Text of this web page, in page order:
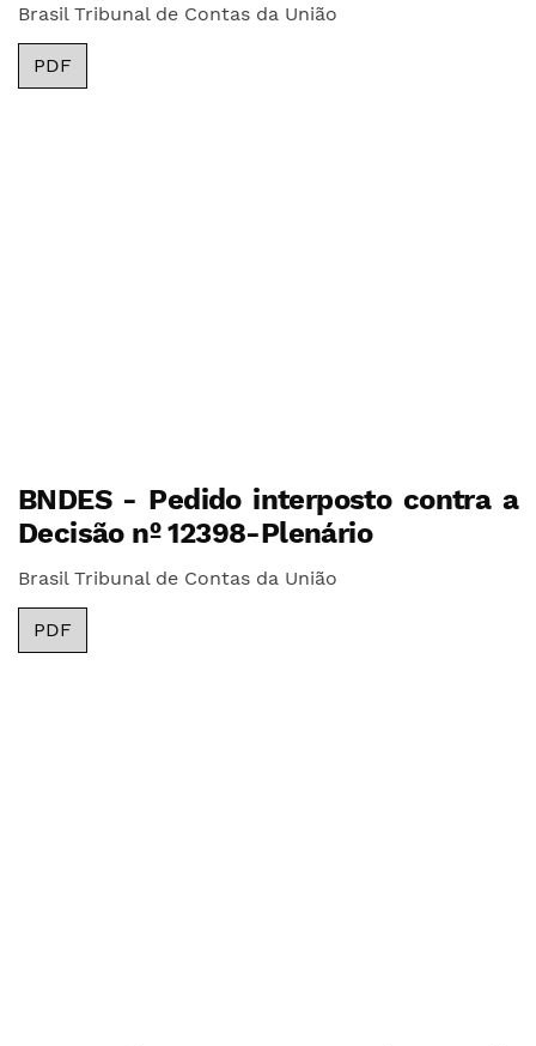
Brasil Tribunal de Contas da União
PDF
BNDES - Pedido interposto contra a
Decisão nº 12398-Plenário
Brasil Tribunal de Contas da União
PDF